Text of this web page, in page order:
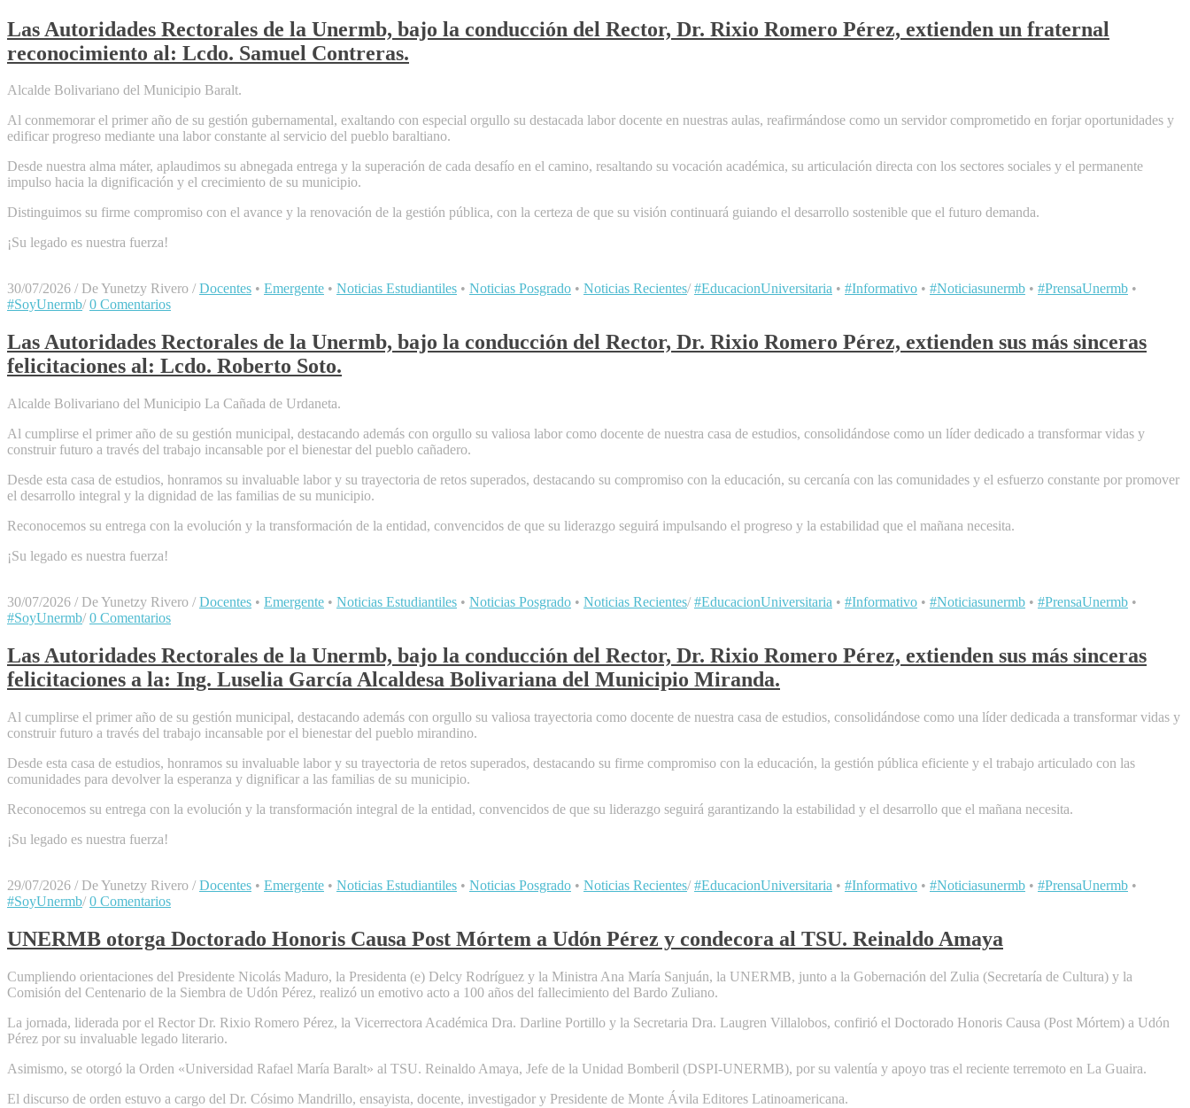
Las Autoridades Rectorales de la Unermb, bajo la conducción del Rector, Dr. Rixio Romero Pérez, extienden un fraternal
reconocimiento al: Lcdo. Samuel Contreras.
Alcalde Bolivariano del Municipio Baralt.
Al conmemorar el primer año de su gestión gubernamental, exaltando con especial orgullo su destacada labor docente en nuestras aulas, reafirmándose como un servidor comprometido en forjar oportunidades y
edificar progreso mediante una labor constante al servicio del pueblo baraltiano.
Desde nuestra alma máter, aplaudimos su abnegada entrega y la superación de cada desafío en el camino, resaltando su vocación académica, su articulación directa con los sectores sociales y el permanente
impulso hacia la dignificación y el crecimiento de su municipio.
Distinguimos su firme compromiso con el avance y la renovación de la gestión pública, con la certeza de que su visión continuará guiando el desarrollo sostenible que el futuro demanda.
​¡Su legado es nuestra fuerza!
30/07/2026 / De Yunetzy Rivero / Docentes • Emergente • Noticias Estudiantiles • Noticias Posgrado • Noticias Recientes/ #EducacionUniversitaria • #Informativo • #Noticiasunermb • #PrensaUnermb •
#SoyUnermb/ 0 Comentarios
Las Autoridades Rectorales de la Unermb, bajo la conducción del Rector, Dr. Rixio Romero Pérez, extienden sus más sinceras
felicitaciones al: Lcdo. Roberto Soto.
Alcalde Bolivariano del Municipio La Cañada de Urdaneta.
Al cumplirse el primer año de su gestión municipal, destacando además con orgullo su valiosa labor como docente de nuestra casa de estudios, consolidándose como un líder dedicado a transformar vidas y
construir futuro a través del trabajo incansable por el bienestar del pueblo cañadero.
Desde esta casa de estudios, honramos su invaluable labor y su trayectoria de retos superados, destacando su compromiso con la educación, su cercanía con las comunidades y el esfuerzo constante por promover
el desarrollo integral y la dignidad de las familias de su municipio.
Reconocemos su entrega con la evolución y la transformación de la entidad, convencidos de que su liderazgo seguirá impulsando el progreso y la estabilidad que el mañana necesita.
​¡Su legado es nuestra fuerza!
30/07/2026 / De Yunetzy Rivero / Docentes • Emergente • Noticias Estudiantiles • Noticias Posgrado • Noticias Recientes/ #EducacionUniversitaria • #Informativo • #Noticiasunermb • #PrensaUnermb •
#SoyUnermb/ 0 Comentarios
Las Autoridades Rectorales de la Unermb, bajo la conducción del Rector, Dr. Rixio Romero Pérez, extienden sus más sinceras
felicitaciones a la: Ing. Luselia García ​Alcaldesa Bolivariana del Municipio Miranda.
Al cumplirse el primer año de su gestión municipal, destacando además con orgullo su valiosa trayectoria como docente de nuestra casa de estudios, consolidándose como una líder dedicada a transformar vidas y
construir futuro a través del trabajo incansable por el bienestar del pueblo mirandino.
Desde esta casa de estudios, honramos su invaluable labor y su trayectoria de retos superados, destacando su firme compromiso con la educación, la gestión pública eficiente y el trabajo articulado con las
comunidades para devolver la esperanza y dignificar a las familias de su municipio.
Reconocemos su entrega con la evolución y la transformación integral de la entidad, convencidos de que su liderazgo seguirá garantizando la estabilidad y el desarrollo que el mañana necesita.
​¡Su legado es nuestra fuerza!
29/07/2026 / De Yunetzy Rivero / Docentes • Emergente • Noticias Estudiantiles • Noticias Posgrado • Noticias Recientes/ #EducacionUniversitaria • #Informativo • #Noticiasunermb • #PrensaUnermb •
#SoyUnermb/ 0 Comentarios
UNERMB otorga Doctorado Honoris Causa Post Mórtem a Udón Pérez y condecora al TSU. Reinaldo Amaya
Cumpliendo orientaciones del Presidente Nicolás Maduro, la Presidenta (e) Delcy Rodríguez y la Ministra Ana María Sanjuán, la UNERMB, junto a la Gobernación del Zulia (Secretaría de Cultura) y la
Comisión del Centenario de la Siembra de Udón Pérez, realizó un emotivo acto a 100 años del fallecimiento del Bardo Zuliano.
​La jornada, liderada por el Rector Dr. Rixio Romero Pérez, la Vicerrectora Académica Dra. Darline Portillo y la Secretaria Dra. Laugren Villalobos, confirió el Doctorado Honoris Causa (Post Mórtem) a Udón
Pérez por su invaluable legado literario.
​Asimismo, se otorgó la Orden «Universidad Rafael María Baralt» al TSU. Reinaldo Amaya, Jefe de la Unidad Bomberil (DSPI-UNERMB), por su valentía y apoyo tras el reciente terremoto en La Guaira.
​El discurso de orden estuvo a cargo del Dr. Cósimo Mandrillo, ensayista, docente, investigador y Presidente de Monte Ávila Editores Latinoamericana.